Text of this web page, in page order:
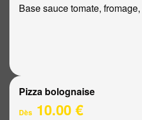
Base sauce tomate,
Pizza bolognaise
Dès 10.00 €